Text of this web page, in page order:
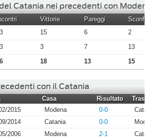
Catania nei precedenti con
Vittorie Pareggi
15 6
2
3 7
13
18 13 15
con il Catania
Casa Risultato
2015 Modena 0-0
2014 Catania 0-0
2006 Modena 2-1